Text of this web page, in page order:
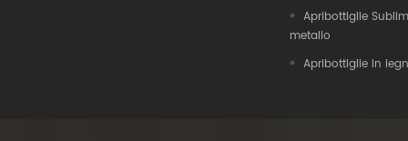
Apribottiglie
metallo
Apribottiglie in